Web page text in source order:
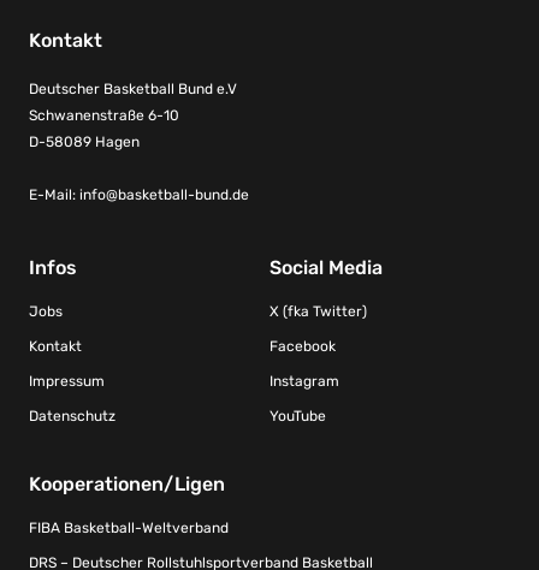
Kontakt
Deutscher Basketball Bund e.V
Schwanenstraße 6-10
D-58089 Hagen
E-Mail: info@basketball-bund.de
Infos
Jobs
Kontakt
Impressum
Datenschutz
Social Media
X (fka Twitter)
Facebook
Instagram
YouTube
Kooperationen/Ligen
FIBA Basketball-Weltverband
DRS – Deutscher Rollstuhlsportverband Basketball